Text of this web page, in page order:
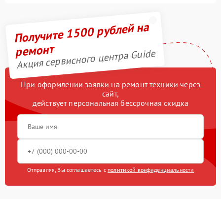
Получите 1500 рублей на
ремонт
Акция сервисного центра Guide
При оформлении заявки на ремонт техники через
сайт,
действует персональная бессрочная скидка
Отправляя, Вы соглашаетесь с политикой конфиденциальности